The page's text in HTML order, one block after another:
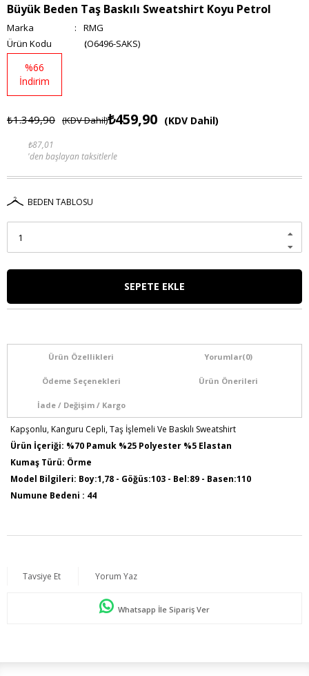
Büyük Beden Taş Baskılı Sweatshirt Koyu Petrol
Marka :
RMG
(O6496-SAKS)
%66
İndirim
₺1.349,90 (KDV Dahil)₺459,90 (KDV Dahil)
₺87,01
'den başlayan taksitlerle
BEDEN TABLOSU
Ürün Özellikleri Yorumlar(0)
Ödeme Seçenekleri Ürün Önerileri
İade / Değişim / Kargo
Kapşonlu, Kanguru Cepli, Taş İşlemeli Ve Baskılı Sweatshirt
Ürün İçeriği: %70 Pamuk %25 Polyester %5 Elastan
Kumaş Türü: Örme
Model Bilgileri: Boy:1,78 - Göğüs:103 - Bel:89 - Basen:110
Numune Bedeni : 44
Tavsiye Et Yorum Yaz
Whatsapp İle Sipariş Ver